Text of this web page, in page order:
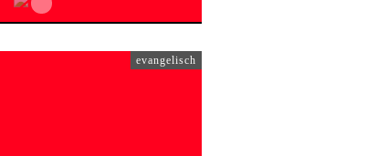
evangelisch